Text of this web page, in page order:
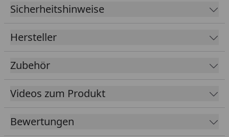
Kleber
Inklusive speziellen Klebern für
Lieferumfang
EPDM Folie 1,14 mm ausreichend
Sicherheitshinweise
Hersteller
Zubehör
Videos zum Produkt
Bewertungen